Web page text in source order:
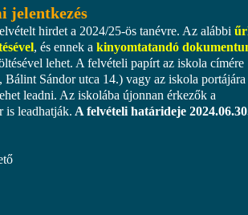
jelentkezés
hirdet a 2024/25-ös tanévre. Az alábbi
, és ennek a kinyomtatandó
lehet. A felvételi papírt az iskola címére
Bálint Sándor utca 14.) vagy az iskola portájára
leadni. Az iskolába újonnan érkezők a
is leadhatják. A felvételi határideje